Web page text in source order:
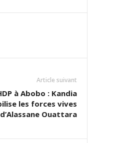
Article suivant
à Abobo : Kandia
les forces vives
Ouattara